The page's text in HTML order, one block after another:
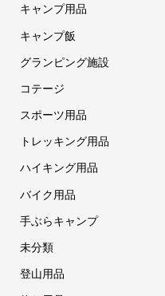
キャンプ用品
キャンプ飯
グランピング施設
コテージ
スポーツ用品
トレッキング用品
ハイキング用品
バイク用品
手ぶらキャンプ
未分類
登山用品